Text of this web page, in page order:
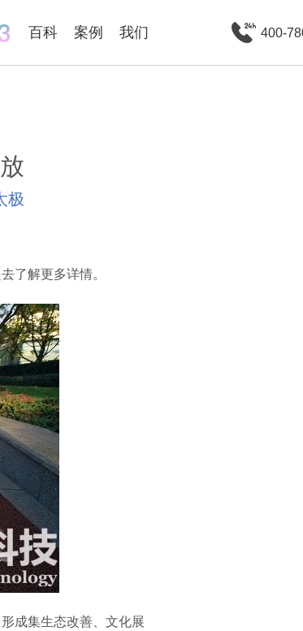
百科 案例 我们 400-
极
了解更多详情。
成集生态改善、文化展